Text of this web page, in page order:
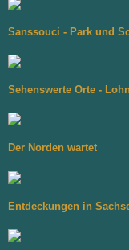
Sanssouci - Park und
Sehenswerte Orte -
Der Norden wartet
Entdeckungen in